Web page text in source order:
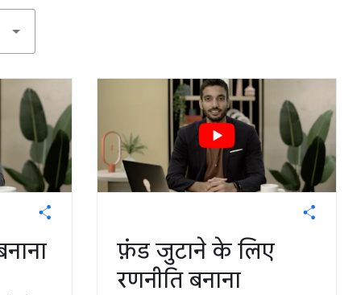
फ़ंड जुटाने के लिए
रणनीति बनाना